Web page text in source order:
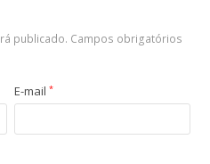
publicado. Campos obrigatórios
E-mail*